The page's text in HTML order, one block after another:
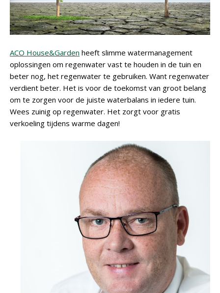
ACO House&Garden heeft slimme watermanagement
oplossingen om regenwater vast te houden in de tuin en
beter nog, het regenwater te gebruiken. Want regenwater
verdient beter. Het is voor de toekomst van groot belang
om te zorgen voor de juiste waterbalans in iedere tuin.
Wees zuinig op regenwater. Het zorgt voor gratis
verkoeling tijdens warme dagen!